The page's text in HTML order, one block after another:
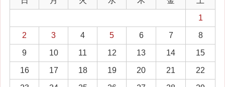
1
2 3 4 5 6 7 8
9 10 11 12 13 14 15
16 17 18 19 20 21 22